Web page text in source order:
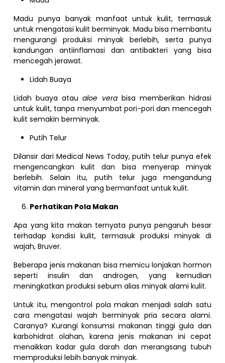
Madu punya banyak manfaat untuk kulit, termasuk
untuk mengatasi kulit berminyak. Madu bisa membantu
mengurangi produksi minyak berlebih, serta punya
kandungan antiinflamasi dan antibakteri yang bisa
mencegah jerawat.
Lidah Buaya
Lidah buaya atau aloe vera bisa memberikan hidrasi
untuk kulit, tanpa menyumbat pori-pori dan mencegah
kulit semakin berminyak.
Putih Telur
Dilansir dari Medical News Today, putih telur punya efek
mengencangkan kulit dan bisa menyerap minyak
berlebih. Selain itu, putih telur juga mengandung
vitamin dan mineral yang bermanfaat untuk kulit.
Perhatikan Pola Makan
Apa yang kita makan ternyata punya pengaruh besar
terhadap kondisi kulit, termasuk produksi minyak di
wajah, Bruver.
Beberapa jenis makanan bisa memicu lonjakan hormon
seperti insulin dan androgen, yang kemudian
meningkatkan produksi sebum alias minyak alami kulit.
Untuk itu, mengontrol pola makan menjadi salah satu
cara mengatasi wajah berminyak pria secara alami.
Caranya? Kurangi konsumsi makanan tinggi gula dan
karbohidrat olahan, karena jenis makanan ini cepat
menaikkan kadar gula darah dan merangsang tubuh
memproduksi lebih banyak minyak.